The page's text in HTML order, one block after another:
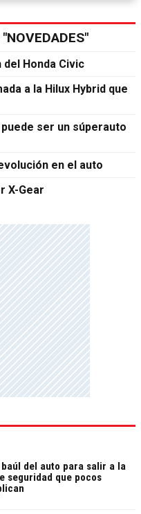
Honda Civic
a la Hilux Hybrid que
ser un súperauto
en el auto
X-Gear
del auto para salir a la
seguridad que pocos